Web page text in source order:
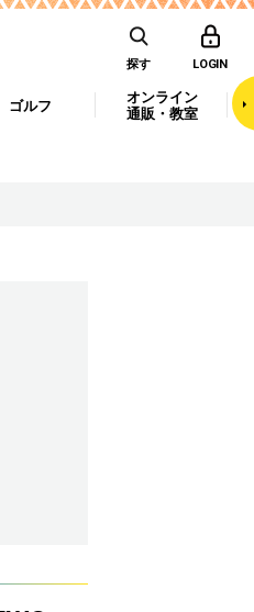
探す LOGIN
ゴルフ
オンライン
通販・教室